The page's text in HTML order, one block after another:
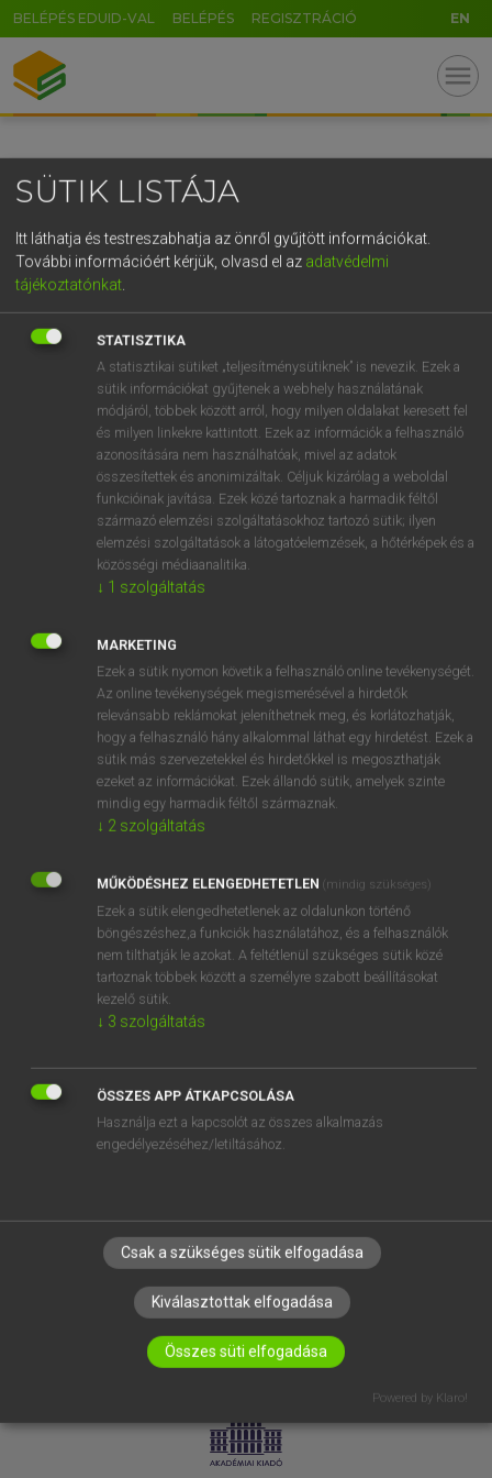
BELÉPÉS EDUID-VAL BELÉPÉS REGISZTRÁCIÓ EN
menu
OOOOPS!
SZOTAR.NET APPLIKÁCIÓ
MICROSOFT OFFICE BŐVÍTMÉNY
BEÉPÜLŐ SZÓTÁRMODUL
ONLINE NYELVVIZSGA
EGYÉNI FELHASZNÁLÓKNAK
TANULÓKNAK
OKTATÁSI INTÉZMÉNYEKNEK
VÁLLALATI MEGOLDÁSOK
RÓLUNK
ELÉRHETŐSÉG
SÜTI BEÁLLÍTÁSOK
LICENCSZERZŐDÉS ADATVÉDELEM
SÜTIK LISTÁJA
Itt láthatja és testreszabhatja az önről gyűjtött információkat.
További információért kérjük, olvasd el az adatvédelmi
tájékoztatónkat
STATISZTIKA
A statisztikai sütiket „teljesítménysütiknek” is nevezik. Ezek a
sütik információkat gyűjtenek a webhely használatának
módjáról, többek között arról, hogy milyen oldalakat keresett fel
és milyen linkekre kattintott. Ezek az információk a felhasználó
azonosítására nem használhatóak, mivel az adatok
összesítettek és anonimizáltak. Céljuk kizárólag a weboldal
funkcióinak javítása. Ezek közé tartoznak a harmadik féltől
származó elemzési szolgáltatásokhoz tartozó sütik; ilyen
elemzési szolgáltatások a látogatóelemzések, a hőtérképek és a
közösségi médiaanalitika.
↓ 1 szolgáltatás
MARKETING
Ezek a sütik nyomon követik a felhasználó online tevékenységét.
Az online tevékenységek megismerésével a hirdetők
relevánsabb reklámokat jeleníthetnek meg, és korlátozhatják,
hogy a felhasználó hány alkalommal láthat egy hirdetést. Ezek a
sütik más szervezetekkel és hirdetőkkel is megoszthatják
ezeket az információkat. Ezek állandó sütik, amelyek szinte
mindig egy harmadik féltől származnak.
↓ 2 szolgáltatás
MŰKÖDÉSHEZ ELENGEDHETETLEN (mindig szükséges)
Ezek a sütik elengedhetetlenek az oldalunkon történő
böngészéshez,a funkciók használatához, és a felhasználók
nem tilthatják le azokat. A feltétlenül szükséges sütik közé
tartoznak többek között a személyre szabott beállításokat
kezelő sütik.
↓ 3 szolgáltatás
ÖSSZES APP ÁTKAPCSOLÁSA
Használja ezt a kapcsolót az összes alkalmazás
engedélyezéséhez/letiltásához.
Csak a szükséges sütik elfogadása
Kiválasztottak elfogadása
Összes süti elfogadása
Powered by Klaro!
GR
5
g h k l
v b n m , . - AltGr